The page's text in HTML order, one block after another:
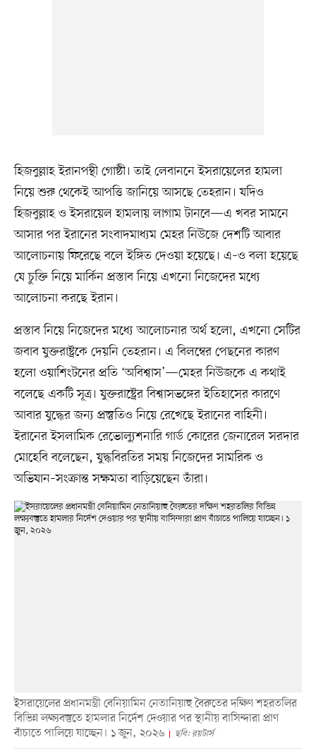
হিজবুল্লাহ ইরানপন্থী গোষ্ঠী। তাই লেবাননে ইসরায়েলের হামলা
নিয়ে শুরু থেকেই আপত্তি জানিয়ে আসছে তেহরান। যদিও
হিজবুল্লাহ ও ইসরায়েল হামলায় লাগাম টানবে—এ খবর সামনে
আসার পর ইরানের সংবাদমাধ্যম মেহর নিউজে দেশটি আবার
আলোচনায় ফিরেছে বলে ইঙ্গিত দেওয়া হয়েছে। এ–ও বলা হয়েছে
যে চুক্তি নিয়ে মার্কিন প্রস্তাব নিয়ে এখনো নিজেদের মধ্যে
আলোচনা করছে ইরান।
প্রস্তাব নিয়ে নিজেদের মধ্যে আলোচনার অর্থ হলো, এখনো সেটির
জবাব যুক্তরাষ্ট্রকে দেয়নি তেহরান। এ বিলম্বের পেছনের কারণ
হলো ওয়াশিংটনের প্রতি ‘অবিশ্বাস’—মেহর নিউজকে এ কথাই
বলেছে একটি সূত্র। যুক্তরাষ্ট্রের বিশ্বাসভঙ্গের ইতিহাসের কারণে
আবার যুদ্ধের জন্য প্রস্তুতিও নিয়ে রেখেছে ইরানের বাহিনী।
ইরানের ইসলামিক রেভোল্যুশনারি গার্ড কোরের জেনারেল সরদার
মোহেবি বলেছেন, যুদ্ধবিরতির সময় নিজেদের সামরিক ও
অভিযান–সংক্রান্ত সক্ষমতা বাড়িয়েছেন তাঁরা।
ইসরায়েলের প্রধানমন্ত্রী বেনিয়ামিন নেতানিয়াহু বৈরুতের দক্ষিণ শহরতলির
বিভিন্ন লক্ষ্যবস্তুতে হামলার নির্দেশ দেওয়ার পর স্থানীয় বাসিন্দারা প্রাণ
বাঁচাতে পালিয়ে যাচ্ছেন। ১ জুন, ২০২৬
ছবি: রয়টার্স